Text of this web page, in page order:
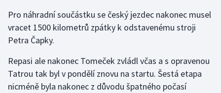
Lezení
Moderní pětiboj
Pro náhradní součástku se český jezdec nakonec musel
vracet 1500 kilometrů zpátky k odstavenému stroji
Petra Čapky.
Repasi ale nakonec Tomeček zvládl včas a s opravenou
Tatrou tak byl v pondělí znovu na startu. Šestá etapa
nicméně byla nakonec z důvodu špatného počasí